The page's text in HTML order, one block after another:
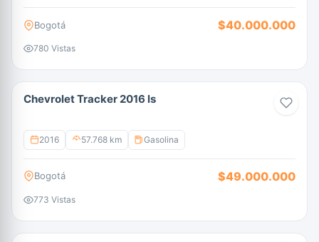
Bogotá $40.000.000
780 Vistas
Chevrolet Tracker 2016 ls
2016 57.768 km Gasolina
Bogotá $49.000.000
773 Vistas